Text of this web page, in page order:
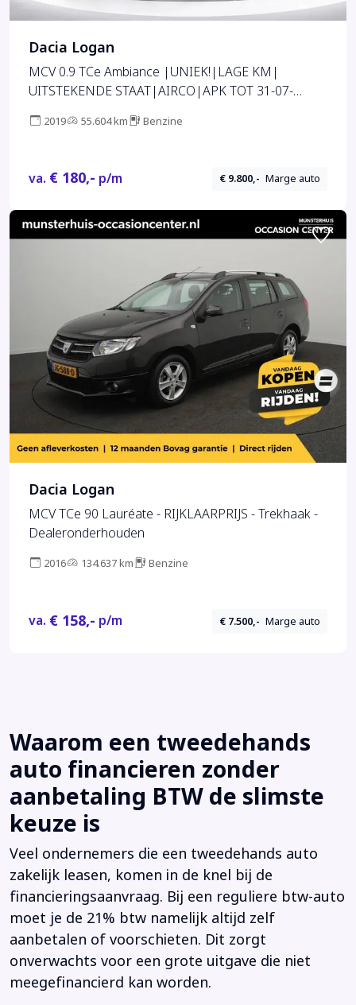
Dacia Logan
MCV 0.9 TCe Ambiance |UNIEK!|LAGE KM|
UITSTEKENDE STAAT|AIRCO|APK TOT 31-07-
2019 55.604 km Benzine
va. € 180,- p/m € 9.800,- Marge auto
Dacia Logan
MCV TCe 90 Lauréate - RIJKLAARPRIJS - Trekhaak -
Dealeronderhouden
2016 134.637 km Benzine
va. € 158,- p/m € 7.500,- Marge auto
Waarom een tweedehands
auto financieren zonder
aanbetaling BTW de slimste
keuze is
Veel ondernemers die een tweedehands auto
zakelijk leasen, komen in de knel bij de
financieringsaanvraag. Bij een reguliere btw-auto
moet je de 21% btw namelijk altijd zelf
aanbetalen of voorschieten. Dit zorgt
onverwachts voor een grote uitgave die niet
meegefinancierd kan worden.